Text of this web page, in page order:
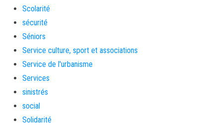
Scolarité
sécurité
Séniors
Service culture, sport et associations
Service de l'urbanisme
Services
sinistrés
social
Solidarité